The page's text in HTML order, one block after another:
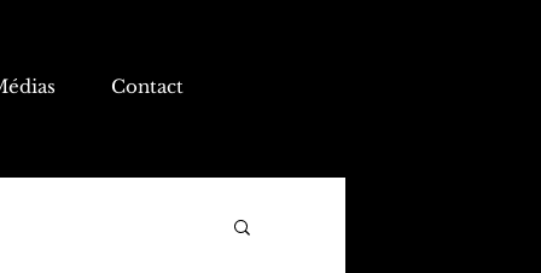
Contact